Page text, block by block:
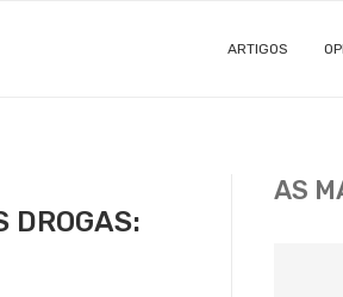
ARTIGOS
DROGAS:
AS